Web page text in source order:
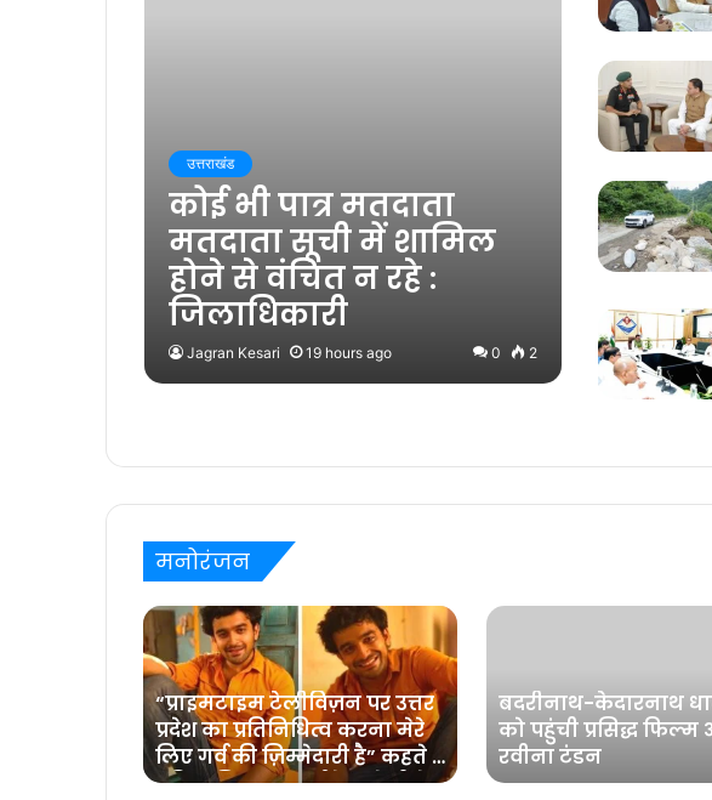
उत्तराखंड
कोई भी पात्र मतदाता
मतदाता सूची में शामिल
होने से वंचित न रहे :
जिलाधिकारी
Jagran Kesari 19 hours ago 0 2
मनोरंजन
“प्राइमटाइम टेलीविज़न पर उत्तर
प्रदेश का प्रतिनिधित्व करना मेरे
लिए गर्व की ज़िम्मेदारी है” कहते हैं
प्रविष्ट मिश्रा, कलर्स के ‘बरेली के
बदरीनाथ-केदारनाथ
को पहुंची प्रसिद्ध फिल्म
रवीना टंडन